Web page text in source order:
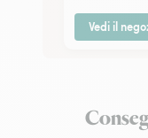
Vedi il